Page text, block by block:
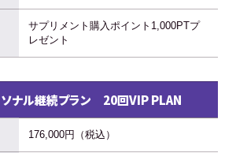
サプリメント購入ポイント1,000PTプ
レゼント
ソナル継続プラン 20回VIP PLAN
176,000円（税込）